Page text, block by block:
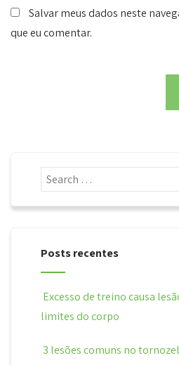
Salvar meus dados neste
que eu comentar.
Posts recentes
Excesso de treino causa
limites do corpo
3 lesões comuns no